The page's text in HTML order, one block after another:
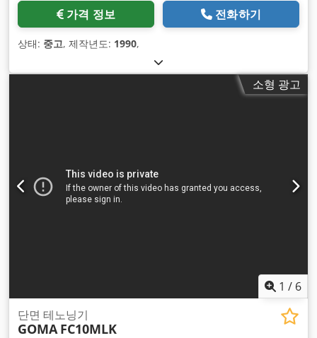
가격 정보 전화하기
상태: 중고, 제작년도: 1990,
소형 광고
1 / 6
단면 테노닝기
GOMA FC10MLK